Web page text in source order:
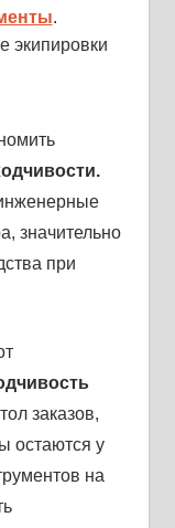
.
экипировки
значительно
при
заказов,
остаются у
на